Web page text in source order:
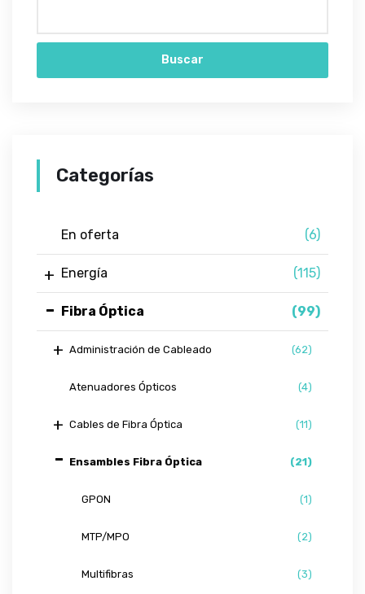
Buscar
Categorías
En oferta (6)
Energía (115)
Fibra Óptica (99)
Administración de Cableado (62)
Atenuadores Ópticos (4)
Cables de Fibra Óptica (11)
Ensambles Fibra Óptica (21)
GPON (1)
MTP/MPO (2)
Multifibras (3)